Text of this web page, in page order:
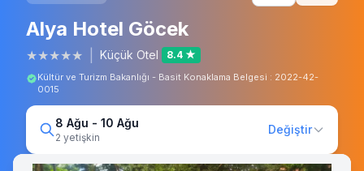
Alya Hotel Göcek
★★★★★ Küçük Otel 8.4 ★
Kültür ve Turizm Bakanlığı - Basit Konaklama Belgesi : 2022-42-
0015
8 Ağu - 10 Ağu
2 yetişkin
Değiştir